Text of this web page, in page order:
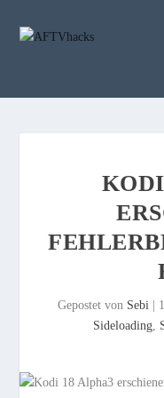
Gepostet von Sebi
Sideloading,